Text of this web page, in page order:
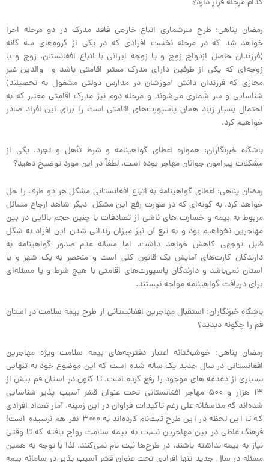
کدام مرحله قرار دارد؟
رمضان پناهی: طرح سرشماری اتباع خارجی فاقد مدرک در دو مرحله اجرا
خواهد شد که در مرحله نخست افرادی که در یکی از گروه‌های سه گانه
(فرزندان حاصل ازدواج زوج و یا زوجه ایرانی با اتباع افغانستان، زوج و یا
زوجه‌ای که یکی از طرفین دارای مدرک معتبر اقامتی باشد و والدین غیر
مجازی که فرزندان دانش آموزشان در مدارس دولتی مشغول به تحصیلند)
شناسایی و سر شماری می‌شوند و مرحله دوم نیز مدرک اقامتی معتبر که به
احتمال بسيار زياد همان پاسپورت‌های اقامتی است را برای این افراد صادر
خواهیم کرد.
باشگاه خبرنگاران: همواره اعطای گواهینامه و شرط تأهل و تجرد، یکی از
مشکلات پیرامون جوانان مهاجر بوده است، لطفاً در این مورد توضیح دهید؟
رمضان پناهی: اعطای گواهینامه به اتباع افغانستانی مشکل هر دو طرف را حل
خواهد کرد. به گونه‌ای که در صورت رفع این مشکل دیگر شاهد ارجاع مسائل
مربوط به بیمه و خسارت های ناشی از تصادفات با چنین حجم بالایی در بین
مهاجرین نخواهیم بود و به تبع آن نیز میزان زندانی شدن این افراد به شکل
قابل توجهی کاهش خواهد داشت. اما مساله عدم صدور گواهینامه به
دارندگان کارت‌های آمايش یک قانون کلی است و منحصر به یک شهر و یا
استان نمی‌باشد و دارندگان پاسپورت‌های اقامتی با هيچ شرط و یا مسئله‌ای
برای دریافت گواهینامه مواجه نیستند.
باشگاه خبرنگاران: استقبال مهاجرین افغانستانی از طرح بیمه سلامت در استان
قم را چگونه دیدید؟
رمضان پناهی: خوشبختانه اعتبار دفترچه‌های بیمه سلامت ویژه مهاجرین
افغانستانی در سال جدید یک ساله شده است که این موضوع خود به تنهایی
بسیاری از دغدغه های موجود را رفع کرده است. تا کنون در استان قم بیش از
۱۳ هزار و ۵۰۰ مهاجر افغانستانی تحت عنوان قشر آسیب پذیر شناسایی
شده‌اند که متاسفانه علی رغم تاکیدات فراوان در این زمینه، آمار تعداد افرادی
که تا این لحظه در این طرح ثبت‌نام کرده‌اند به ۳۰۰۰ نفر هم نرسیده است!
فرهنگ غلطی در بین مهاجرین نسبت به بيمه سلامت رواج یافته که تا وقتی
نیاز به بیمه نداشته باشند، در طرح‌ها ثبت نام نمی‌کنند. لذا با توجه به همین
مسئله در سال جدید تنها افرادی تحت عنوان قشر آسیب پذیر در سامانه بیمه